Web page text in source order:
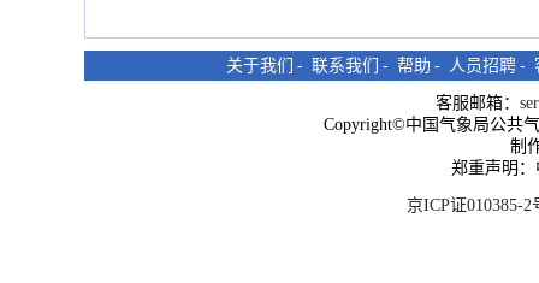
关于我们 - 联系我们 - 帮助 - 人员招聘 -
客服邮箱：
Copyright©中国气象局公共
制
郑重声明
京ICP证010385-2